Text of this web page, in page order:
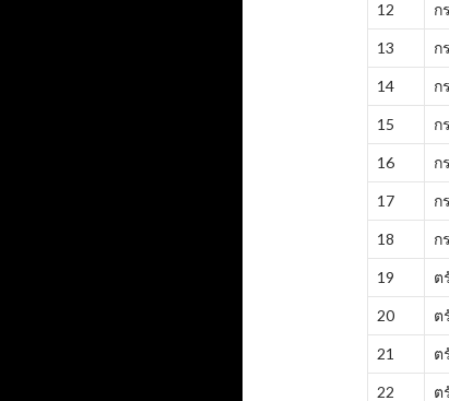
12 ก
13 ก
14 ก
15 ก
16 ก
17 ก
18 ก
19 ต
20 ต
21 ต
22 ต